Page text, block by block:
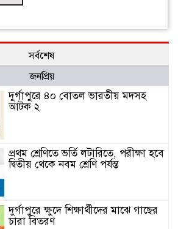
সর্বশেষ
জনপ্রিয়
দুর্গাপুরে ৪০ বোতল ভারতীয় মদসহ
আটক ২
প্রথম শ্রেণিতে ভর্তি লটারিতে, পরীক্ষা হবে
দ্বিতীয় থেকে নবম শ্রেণি পর্যন্ত
দুর্গাপুরে ক্ষুদে শিক্ষার্থীদের মাঝে গাছের
চারা বিতরণ